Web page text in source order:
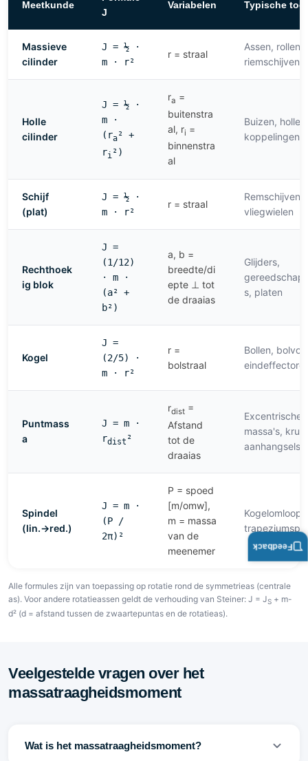
Meetkunde
J
Variabelen Typische
Massieve
cilinder
J = ½ ·
m · r²
r = straal
Assen, rollen,
riemschijven
Holle
cilinder
J = ½ ·
m ·
(ra² +
ri ²)
ra =
buitenstra
al, ri =
binnenstra
al
Buizen, holle
koppelingen
Schijf
(plat)
J = ½ ·
m · r²
r = straal
Remschijven,
vliegwielen
Rechthoek
ig blok
J =
(1/12)
· m ·
(a² +
b²)
a, b =
breedte/di
epte ⊥ tot
de draaias
Glijders,
s, platen
Kogel
J =
(2/5) ·
m · r²
r =
bolstraal
Bollen,
Puntmass
a
J = m ·
rdist ²
rdist =
Afstand
tot de
draaias
Excentrische
massa's,
aanhangsels
Spindel
(lin.→red.)
J = m ·
(P /
2π)²
P = spoed
[m/omw],
m = massa
van de
meenemer
Alle formules zijn van toepassing op rotatie rond de symmetrieas (centrale
as). Voor andere rotatieassen geldt de verhouding van Steiner: J = JS + m-
d² (d = afstand tussen de zwaartepuntas en de rotatieas).
Veelgestelde vragen over het
massatraagheidsmoment
Wat is het massatraagheidsmoment?
Feedback